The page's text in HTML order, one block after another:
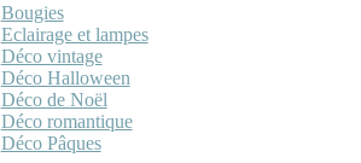
Bougies
Eclairage et lampes
Déco vintage
Déco Halloween
Déco de Noël
Déco romantique
Déco Pâques